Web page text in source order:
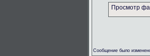
Просмотр
Сообщение было